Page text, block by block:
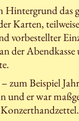
Hintergrund das
Karten,
vorbestellter
der
Beispiel
und er war